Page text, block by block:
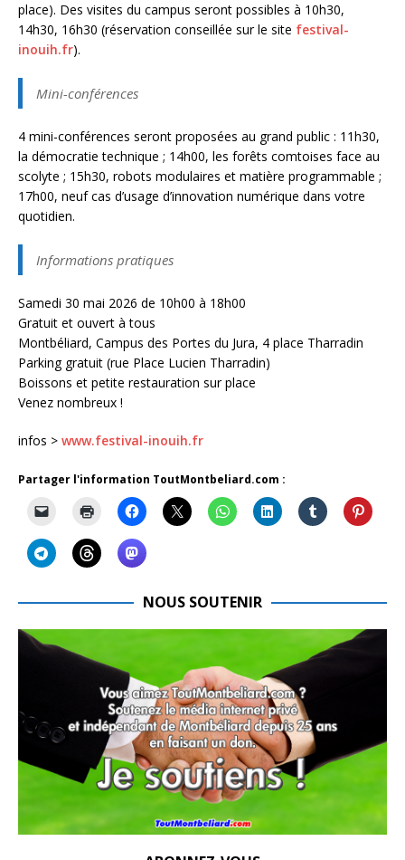
place). Des visites du campus seront possibles à 10h30,
14h30, 16h30 (réservation conseillée sur le site festival-
inouih.fr).
Mini-conférences
4 mini-conférences seront proposées au grand public : 11h30,
la démocratie technique ; 14h00, les forêts comtoises face au
scolyte ; 15h30, robots modulaires et matière programmable ;
17h00, neuf cas d’usage d’innovation numérique dans votre
quotidien.
Informations pratiques
Samedi 30 mai 2026 de 10h00 à 18h00
Gratuit et ouvert à tous
Montbéliard, Campus des Portes du Jura, 4 place Tharradin
Parking gratuit (rue Place Lucien Tharradin)
Boissons et petite restauration sur place
Venez nombreux !
infos > www.festival-inouih.fr
Partager l'information ToutMontbeliard.com :
NOUS SOUTENIR